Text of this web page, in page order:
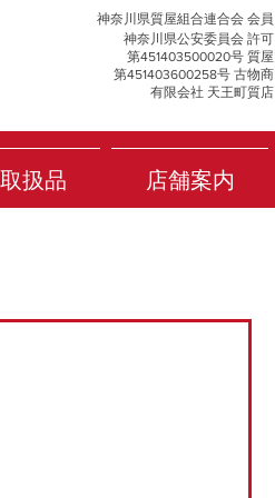
神奈川県質屋組合連合会 会員
神奈川県公安委員会 許可
第451403500020号 質屋
第451403600258号 古物商
有限会社 天王町質店
扱品 店舗案内